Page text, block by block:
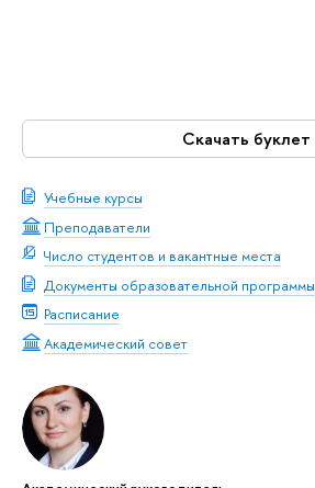
Скачать буклет
Учебные курсы
Преподаватели
Число студентов и вакантные места
Документы образовательной программы
Расписание
Академический совет